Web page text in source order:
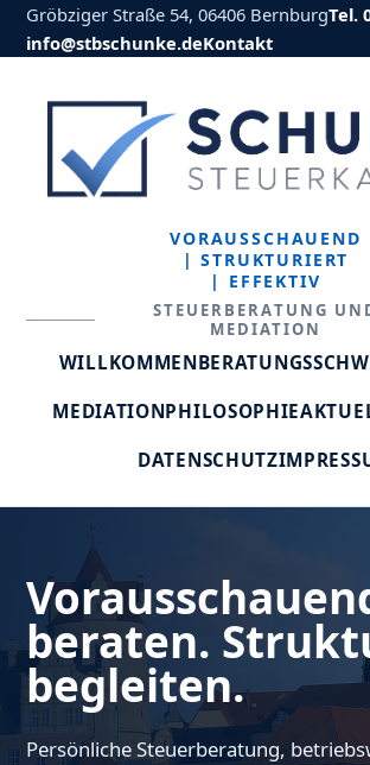
Gröbziger Straße 54, 06406 BernburgTel.
info@stbschunke.deKontakt
VORAUSSCHAUEND
| STRUKTURIERT
| EFFEKTIV
STEUERBERATUNG
MEDIATION
WILLKOMMEN
MEDIATIONPHILOSOPHIE
DATENSCHUTZ
beraten.
begleiten.
Persönliche Steuerberatung,